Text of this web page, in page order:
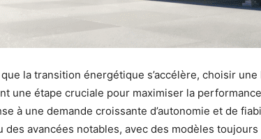
la transition énergétique s’accélère, choisir
une étape cruciale pour maximiser la
à une demande croissante d’autonomie et de
des avancées notables, avec des modèles